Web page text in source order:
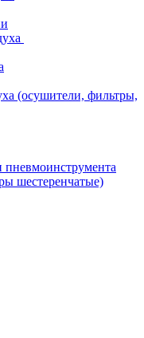
(осушители, фильтры,
пневмоинструмента
шестеренчатые)